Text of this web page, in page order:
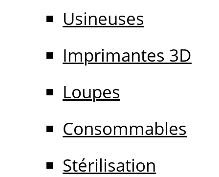
Usineuses
Imprimantes 3D
Loupes
Consommables
Stérilisation